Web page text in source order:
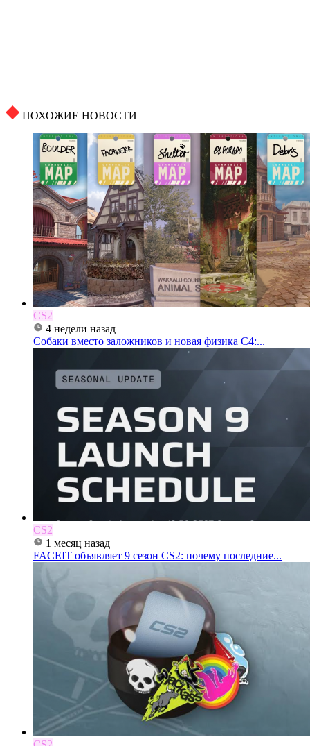
ПОХОЖИЕ НОВОСТИ
CS2
4 недели назад
Собаки вместо заложников и новая физика C4:...
CS2
1 месяц назад
FACEIT объявляет 9 сезон CS2: почему последние...